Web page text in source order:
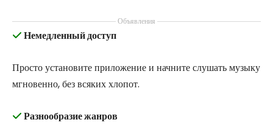
Объявления
Немедленный доступ
Просто установите приложение и начните слушать музыку
мгновенно, без всяких хлопот.
Разнообразие жанров